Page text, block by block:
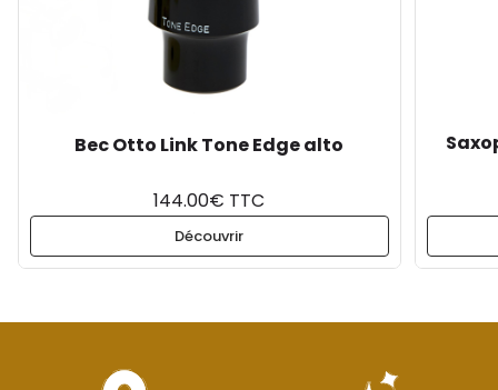
Bec Otto Link Tone Edge alto
144.00€ TTC
Découvrir